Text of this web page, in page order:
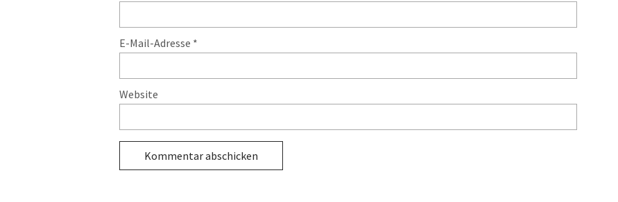
E-Mail-Adresse *
Website